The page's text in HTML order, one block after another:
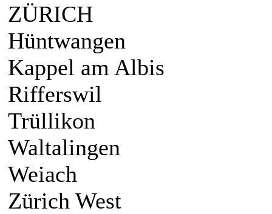
ZÜRICH
Hüntwangen
Kappel am Albis
Rifferswil
Trüllikon
Waltalingen
Weiach
Zürich West